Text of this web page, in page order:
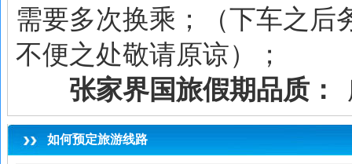
需要多次换乘；（下车之后
不便之处敬请原谅）；
张家界国旅假期品质：
如何预定旅游线路